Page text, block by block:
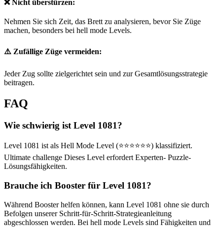
❌ Nicht überstürzen:
Nehmen Sie sich Zeit, das Brett zu analysieren, bevor Sie Züge
machen, besonders bei hell mode Levels.
⚠️ Zufällige Züge vermeiden:
Jeder Zug sollte zielgerichtet sein und zur Gesamtlösungsstrategie
beitragen.
FAQ
Wie schwierig ist Level 1081?
Level 1081 ist als Hell Mode Level (⭐⭐⭐⭐⭐⭐) klassifiziert.
Ultimate challenge Dieses Level erfordert Experten- Puzzle-
Lösungsfähigkeiten.
Brauche ich Booster für Level 1081?
Während Booster helfen können, kann Level 1081 ohne sie durch
Befolgen unserer Schritt-für-Schritt-Strategieanleitung
abgeschlossen werden. Bei hell mode Levels sind Fähigkeiten und